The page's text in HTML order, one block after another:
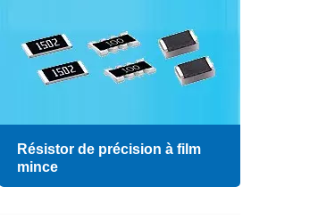
Résistor de précision à film
mince